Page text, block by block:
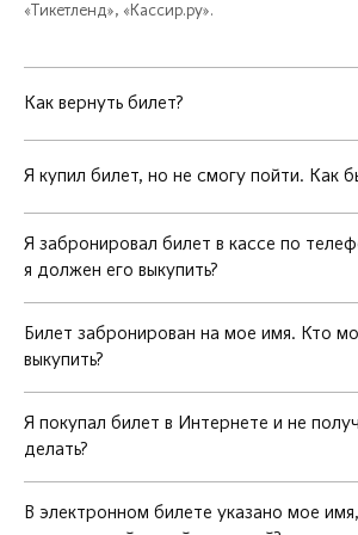
«Тикетленд», «Кассир.ру».
Как вернуть билет?
Я купил билет, но не смогу пойти. Как
Я забронировал билет в кассе по
я должен его выкупить?
Билет забронирован на мое имя. Кто
выкупить?
Я покупал билет в Интернете и не
делать?
В электронном билете указано мое